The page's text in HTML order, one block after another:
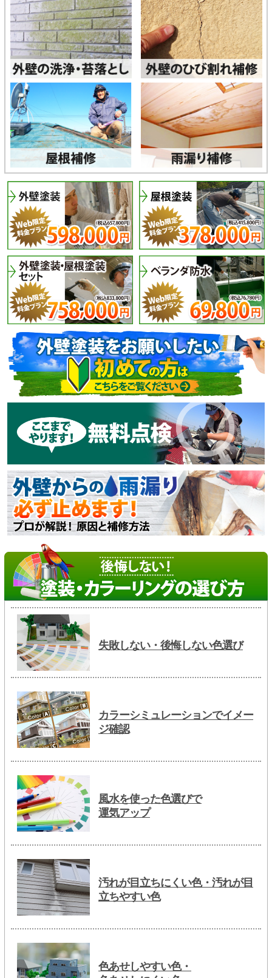
失敗しない・後悔しない色選び
カラーシミュレーションでイメー
ジ確認
風水を使った色選びで
運気アップ
汚れが目立ちにくい色・汚れが目
立ちやすい色
色あせしやすい色・